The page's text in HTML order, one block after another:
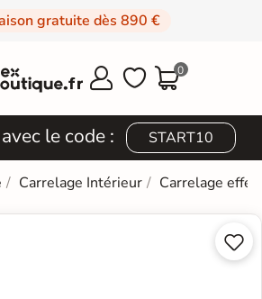
gratuite dès 890 €
  0
le code : START10
Carrelage Intérieur Carrelage

